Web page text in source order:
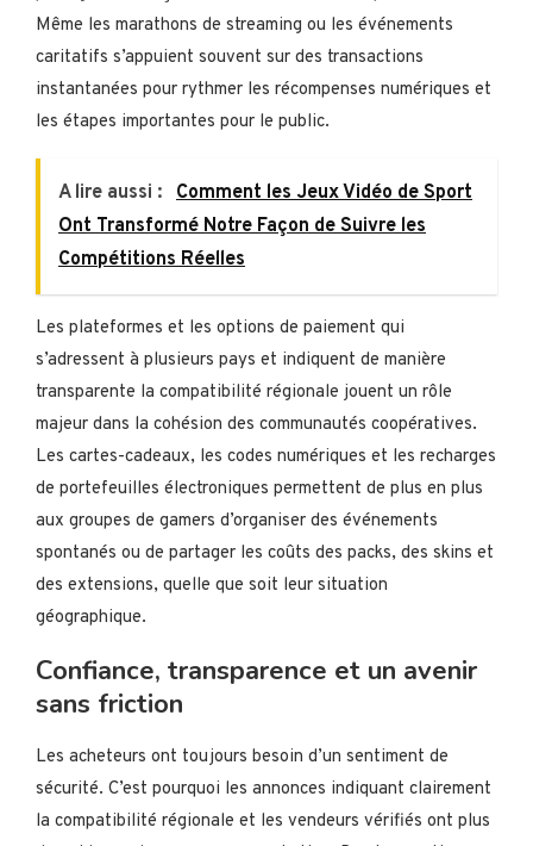
Même les marathons de streaming ou les événements
caritatifs s’appuient souvent sur des transactions
instantanées pour rythmer les récompenses numériques et
les étapes importantes pour le public.
A lire aussi :
Comment les Jeux Vidéo de Sport
Ont Transformé Notre Façon de Suivre les
Compétitions Réelles
Les plateformes et les options de paiement qui
s’adressent à plusieurs pays et indiquent de manière
transparente la compatibilité régionale jouent un rôle
majeur dans la cohésion des communautés coopératives.
Les cartes-cadeaux, les codes numériques et les recharges
de portefeuilles électroniques permettent de plus en plus
aux groupes de gamers d’organiser des événements
spontanés ou de partager les coûts des packs, des skins et
des extensions, quelle que soit leur situation
géographique.
Confiance, transparence et un avenir
sans friction
Les acheteurs ont toujours besoin d’un sentiment de
sécurité. C’est pourquoi les annonces indiquant clairement
la compatibilité régionale et les vendeurs vérifiés ont plus